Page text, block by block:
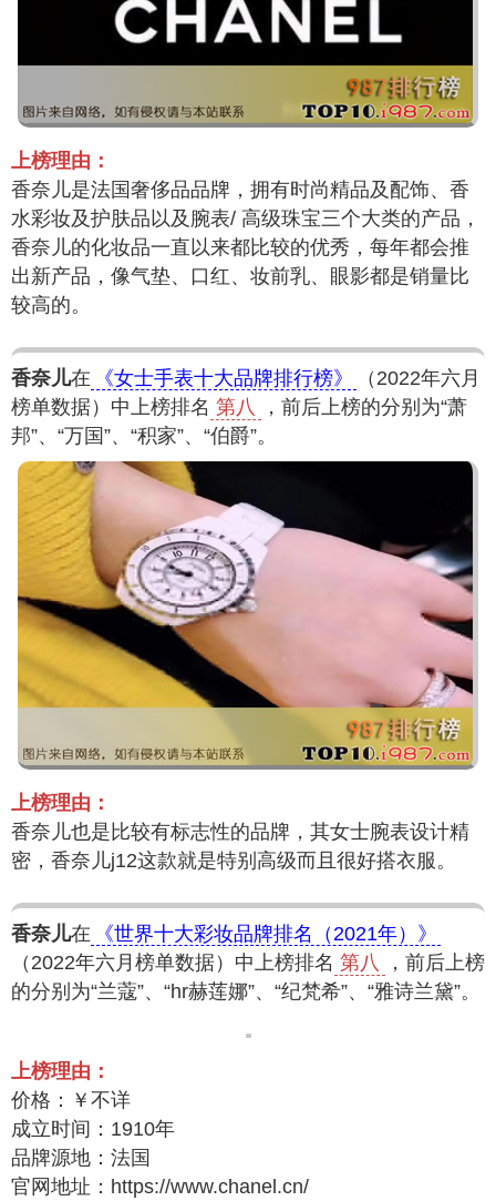
上榜理由：
香奈儿是法国奢侈品品牌，拥有时尚精品及配饰、香
水彩妆及护肤品以及腕表/ 高级珠宝三个大类的产品，
香奈儿的化妆品一直以来都比较的优秀，每年都会推
出新产品，像气垫、口红、妆前乳、眼影都是销量比
较高的。
香奈儿在 《女士手表十大品牌排行榜》
（2022年六月
榜单数据）中上榜排名 第八
，前后上榜的分别为“萧
邦”、“万国”、“积家”、“伯爵”。
上榜理由：
香奈儿也是比较有标志性的品牌，其女士腕表设计精
密，香奈儿j12这款就是特别高级而且很好搭衣服。
香奈儿在
《世界十大彩妆品牌排名（2021年）》
（2022年六月榜单数据）中上榜排名 第八
，前后上榜
的分别为“兰蔻”、“hr赫莲娜”、“纪梵希”、“雅诗兰黛”。
上榜理由：
价格：￥不详
成立时间：1910年
品牌源地：法国
官网地址：https://www.chanel.cn/